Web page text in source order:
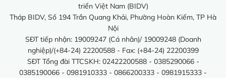
triển Việt Nam (BIDV)
Tháp BIDV, Số 194 Trần Quang Khải, Phường Hoàn Kiếm, TP Hà
Nội
SĐT tiếp nhận: 19009247 (Cá nhân)/ 19009248 (Doanh
nghiệp)/(+84-24) 22200588 - Fax: (+84-24) 22200399
SĐT Tổng đài TTCSKH: 02422200588 - 0385290066 -
0385190066 - 0981910333 - 0866200333 - 0981915333 -